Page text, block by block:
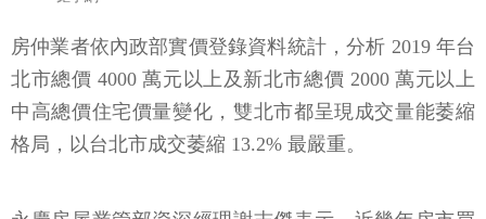
房仲業者依內政部實價登錄資料統計，分析 2019 年台
北市總價 4000 萬元以上及新北市總價 2000 萬元以上
中高總價住宅價量變化，雙北市都呈現成交量能萎縮
格局，以台北市成交萎縮 13.2% 最嚴重。